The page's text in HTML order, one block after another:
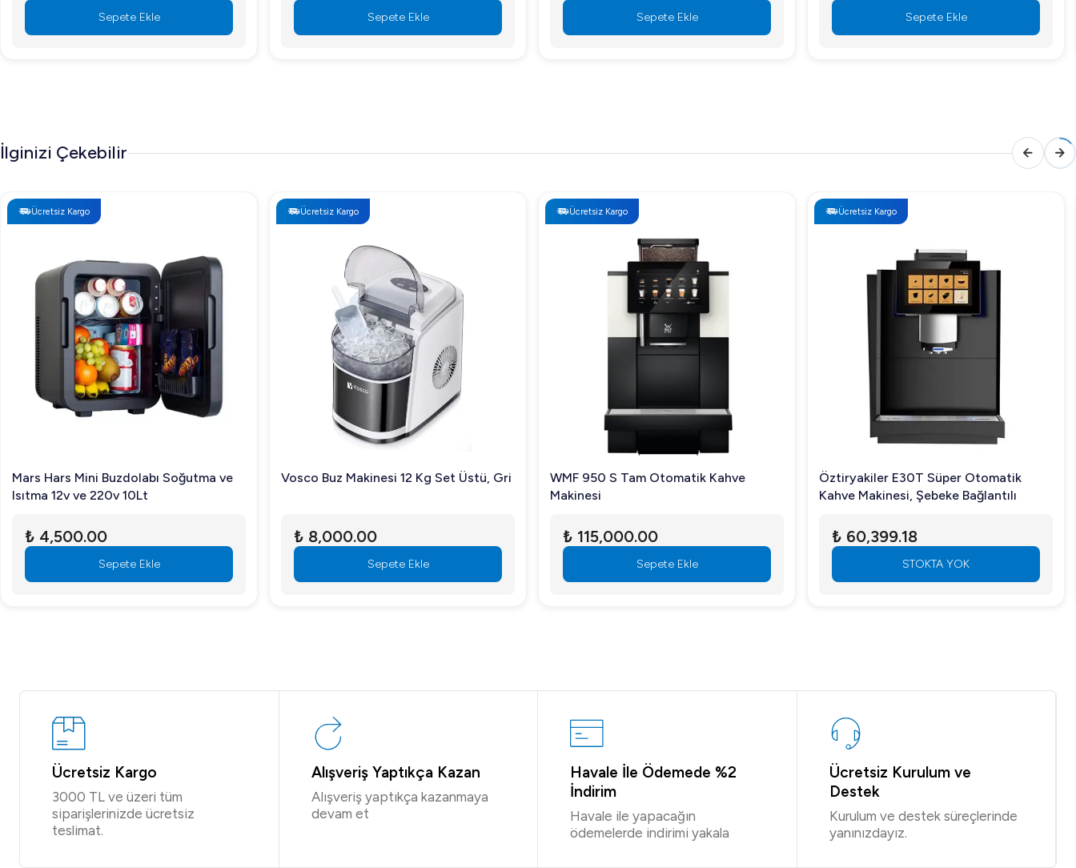
Sepete Ekle Sepete Ekle Sepete Ekle Sepete Ekle
İlginizi Çekebilir
Ücretsiz Kargo
Mars Hars Mini Buzdolabı Soğutma ve
Isıtma 12v ve 220v 10Lt
₺ 4,500.00
Sepete Ekle
Ücretsiz Kargo
Vosco Buz Makinesi 12 Kg Set Üstü, Gri
₺ 8,000.00
Sepete Ekle
Ücretsiz Kargo
WMF 950 S Tam Otomatik Kahve
Makinesi
₺ 115,000.00
Sepete Ekle
Ücretsiz Kargo
Öztiryakiler E30T Süper Otomatik
Kahve Makinesi, Şebeke Bağlantılı
₺ 60,399.18
STOKTA YOK
Ücretsiz Kargo
3000 TL ve üzeri tüm
siparişlerinizde ücretsiz
teslimat.
Alışveriş Yaptıkça Kazan
Alışveriş yaptıkça kazanmaya
devam et
Havale İle Ödemede %2
İndirim
Havale ile yapacağın
ödemelerde indirimi yakala
Ücretsiz Kurulum ve
Destek
Kurulum ve destek süreçlerinde
yanınızdayız.